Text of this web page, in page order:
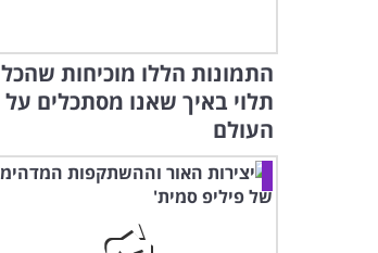
התמונות הללו מוכיחות שהכל
תלוי באיך שאנו מסתכלים על
העולם